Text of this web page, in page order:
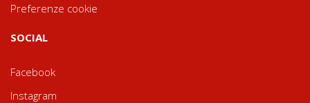
Preferenze cookie
SOCIAL
Facebook
Instagram